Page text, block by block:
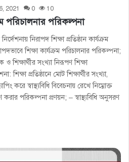
2021 0 10
পরিচালনার পরিকল্পনা
নিরাপদ শিক্ষা প্রতিষ্ঠান কার্যক্রম
শিক্ষা কার্যক্রম পরিচালনার পরিকল্পনা;
ও শিক্ষার্থীর সংখ্যা নিরূপণ শিক্ষা
শিক্ষা প্রতিষ্ঠানে মােট শিক্ষার্থীর সংখ্যা,
করে স্বাস্থ্যবিধি বিবেচনায় রেখে নিম্নোক্ত
করার পরিকল্পনা প্রণয়ন; – স্বাস্থ্যবিধি অনুসরণ